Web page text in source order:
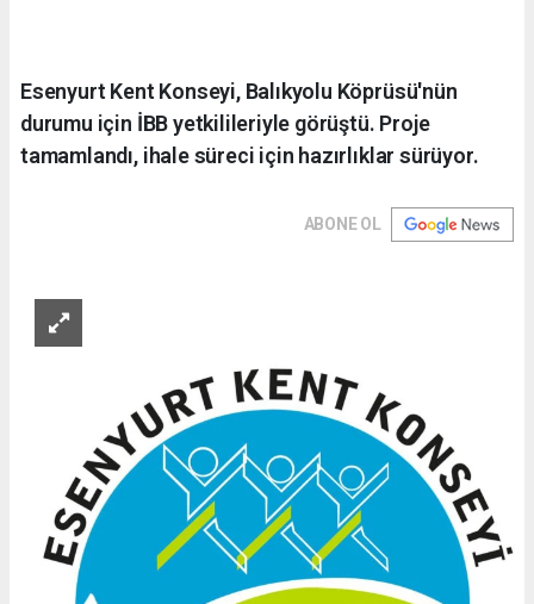
Esenyurt Kent Konseyi, Balıkyolu Köprüsü'nün
durumu için İBB yetkilileriyle görüştü. Proje
tamamlandı, ihale süreci için hazırlıklar sürüyor.
ABONE OL